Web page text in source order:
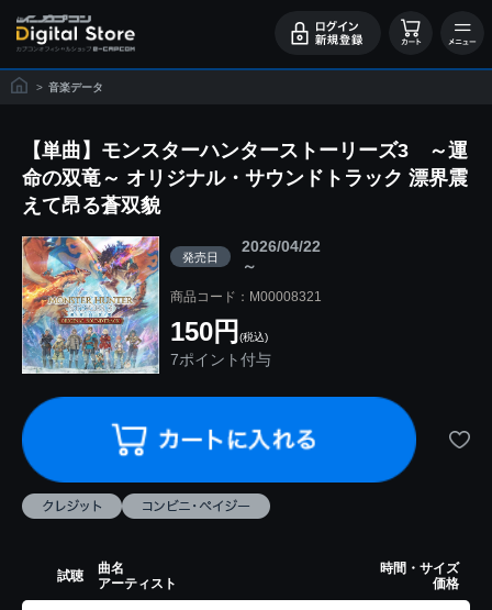
> 音楽データ
【単曲】モンスターハンターストーリーズ3 ～運
命の双竜～ オリジナル・サウンドトラック 漂界震
えて昂る蒼双貌
発売日
2026/04/22
～
商品コード：M00008321
150円 (税込)
7ポイント付与
試聴
曲名
アーティスト
時間・サイズ
価格